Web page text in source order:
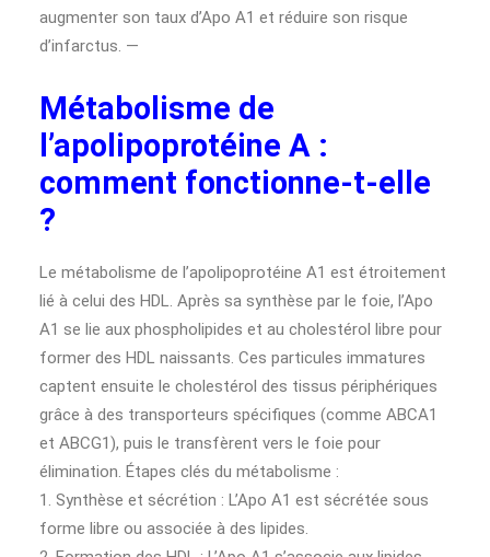
augmenter son taux d’Apo A1 et réduire son risque
d’infarctus. —
Métabolisme de
l’apolipoprotéine A :
comment fonctionne-t-elle
?
Le métabolisme de l’apolipoprotéine A1 est étroitement
lié à celui des HDL. Après sa synthèse par le foie, l’Apo
A1 se lie aux phospholipides et au cholestérol libre pour
former des HDL naissants. Ces particules immatures
captent ensuite le cholestérol des tissus périphériques
grâce à des transporteurs spécifiques (comme ABCA1
et ABCG1), puis le transfèrent vers le foie pour
élimination. Étapes clés du métabolisme :
1. Synthèse et sécrétion : L’Apo A1 est sécrétée sous
forme libre ou associée à des lipides.